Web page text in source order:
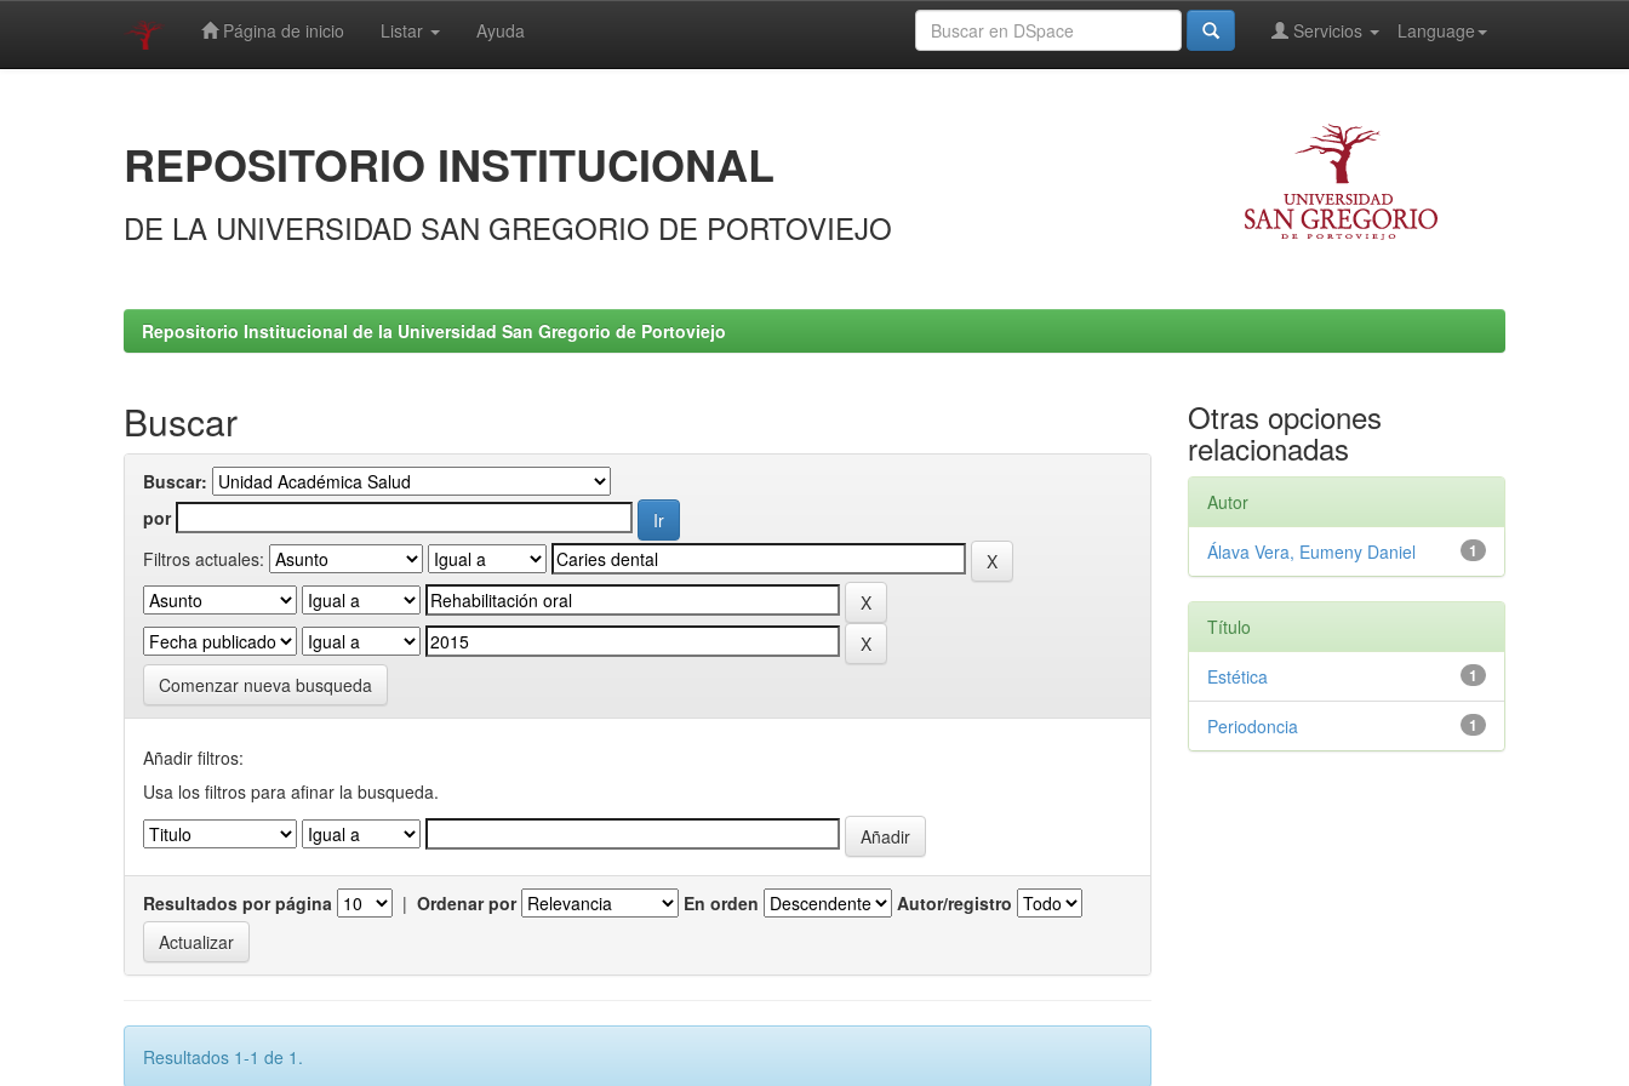
Página de inicio Listar Ayuda Language
Servicios
REPOSITORIO INSTITUCIONAL
DE LA UNIVERSIDAD SAN GREGORIO DE PORTOVIEJO
Repositorio Institucional de la Universidad San Gregorio de Portoviejo
Buscar
Buscar:
por
Filtros actuales:
Comenzar nueva busqueda
Añadir filtros:
Usa los filtros para afinar la busqueda.
Resultados por página | Ordenar por En orden Autor/registro
Resultados 1-1 de 1.
Otras opciones
relacionadas
Autor
1
Álava Vera, Eumeny Daniel
Título
1
Estética
1
Periodoncia